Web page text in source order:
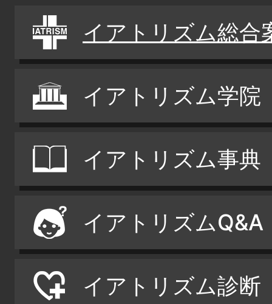
イアトリズム総合
イアトリズム学院
イアトリズム事典
イアトリズムQ&A
イアトリズム診断